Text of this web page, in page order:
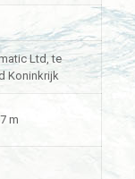
Ltd, te
Koninkrijk
m